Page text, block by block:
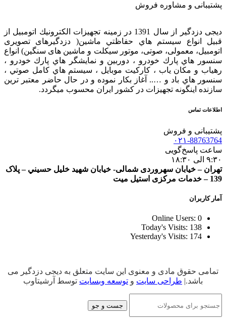
پشتیبانی و مشاوره فروش
دیجی دزدگیر از سال 1391 در زمينه تجهيزات الكترونيك اتومبیل از
قبيل انواع سيستم هاي حفاظتي ماشین( دزدگيرهای تصویری
اتومبیل، معمولی، صوتی، موتور سیکلت و ماشین های سنگین) انواع
سنسور هاي پارك خودرو ، دوربين و نمايشگر هاي پارك خودرو ،
رهياب و مكان ياب ، كاركيت موبايل ، سيستم هاي كامل صوتي ،
سنسور هاي باد و ….. آغاز بكار نموده و در حال حاضر معتبر ترين
سازنده اينگونه تجهيزات در كشور ایران محسوب ميگردد.
اطلاعات تماس
پشتیبانی و فروش
۰۲۱-88763764
ساعت پاسخ‌گویی
۹:۳۰ الی ۱۸:۳۰
تهران – خيابان سهروردی شمالی- خيابان شهيد خليل حسيني – پلاک
139 – خدمات مرکزی استیل میت
آمار کاربران
Online Users: 0
Today's Visits: 138
Yesterday's Visits: 174
تمامی حقوق مادی و معنوی این سایت متعلق به دیجی دزدگیر می
باشد.| طراحی سایت و توسعه وبسایت توسط آرشیتاوب
جست و جو